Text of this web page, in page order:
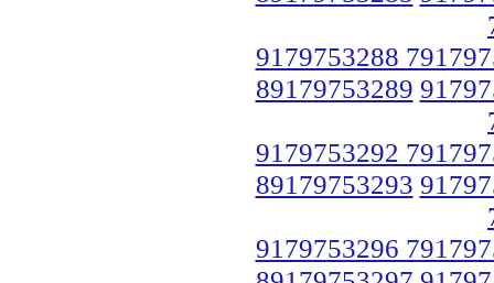
9179753288
89179753289
9179753292
89179753293
9179753296